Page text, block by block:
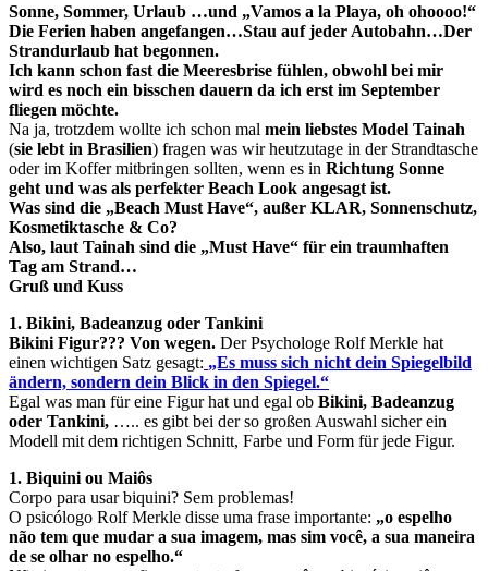
Sonne, Sommer, Urlaub …und „Vamos a la Playa, oh ohoooo!“
Die Ferien haben angefangen…Stau auf jeder Autobahn…Der
Strandurlaub hat begonnen.
Ich kann schon fast die Meeresbrise fühlen, obwohl bei mir
wird es noch ein bisschen dauern da ich erst im September
fliegen möchte.
Na ja, trotzdem wollte ich schon mal mein liebstes Model Tainah
(sie lebt in Brasilien) fragen was wir heutzutage in der Strandtasche
oder im Koffer mitbringen sollten, wenn es in Richtung Sonne
geht und was als perfekter Beach Look angesagt ist.
Was sind die „Beach Must Have“, außer KLAR, Sonnenschutz,
Kosmetiktasche & Co?
Also, laut Tainah sind die „Must Have“ für ein traumhaften
Tag am Strand…
Gruß und Kuss
1. Bikini, Badeanzug oder Tankini
Bikini Figur??? Von wegen. Der Psychologe Rolf Merkle hat
einen wichtigen Satz gesagt: „Es muss sich nicht dein Spiegelbild
ändern, sondern dein Blick in den Spiegel.“
Egal was man für eine Figur hat und egal ob Bikini, Badeanzug
oder Tankini, ….. es gibt bei der so großen Auswahl sicher ein
Modell mit dem richtigen Schnitt, Farbe und Form für jede Figur.
1. Biquini ou Maiôs
Corpo para usar biquini? Sem problemas!
O psicólogo Rolf Merkle disse uma frase importante: „o espelho
não tem que mudar a sua imagem, mas sim você, a sua maneira
de se olhar no espelho.“